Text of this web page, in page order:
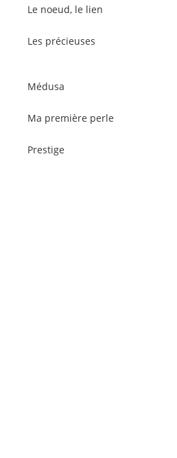
Le noeud, le lien
Les précieuses
Médusa
Ma première perle
Prestige